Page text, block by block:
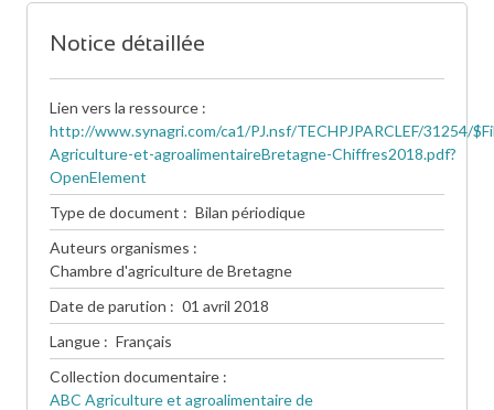
Notice détaillée
Lien vers la ressource
http://www.synagri.com/ca1/PJ.nsf/TECHPJPARCLEF/31254/
Agriculture-et-agroalimentaireBretagne-Chiffres2018.pdf?
OpenElement
Type de document
Bilan périodique
Auteurs organismes
Chambre d'agriculture de Bretagne
Date de parution
01 avril 2018
Langue
Français
Collection documentaire
ABC Agriculture et agroalimentaire de